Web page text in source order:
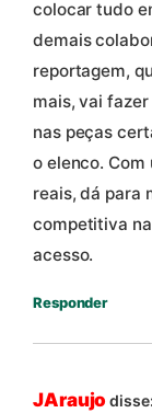
colocar tudo
demais
reportagem,
mais, vai
nas peças
o elenco.
reais, dá para
competitiva
acesso.
Responder
JAraujo disse: